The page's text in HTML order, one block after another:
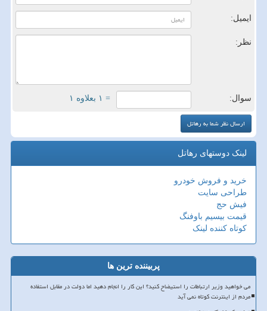
ایمیل:
نظر:
سوال: = ۱ بعلاوه ۱
لینک دوستهای رهاتل
خرید و فروش خودرو
طراحی سایت
فیش حج
قیمت بیسیم باوفنگ
کوتاه کننده لینک
پربیننده ترین ها
می خواهید وزیر ارتباطات را استیضاح کنید؟ این کار را انجام دهید اما دولت در مقابل استفاده
مردم از اینترنت کوتاه نمی آید